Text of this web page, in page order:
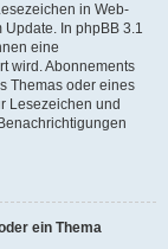
in Web-
In phpBB 3.1
eine
wird. Abonnements
Themas oder eines
Lesezeichen und
ein Thema